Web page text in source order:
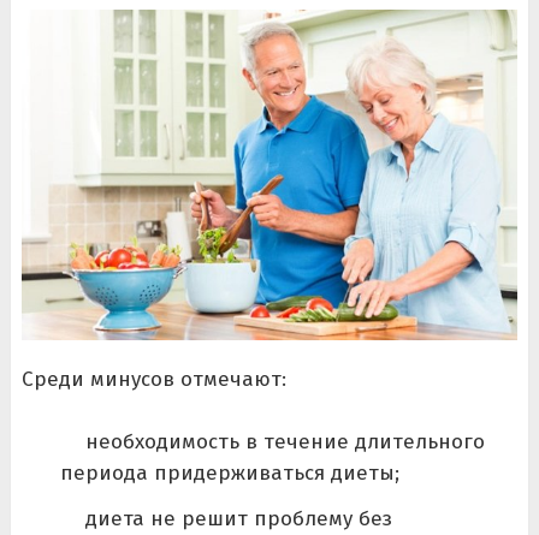
Среди минусов отмечают:
необходимость в течение длительного
периода придерживаться диеты;
диета не решит проблему без